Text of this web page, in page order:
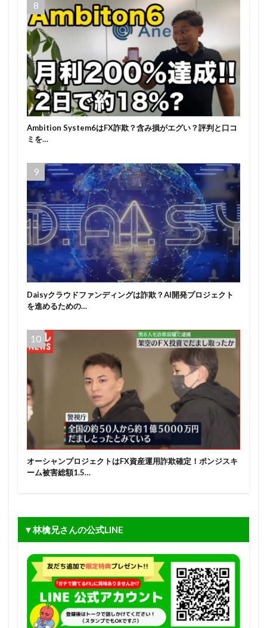
Ambition System6はFX詐欺？含み損がエグい？評判と口コ
ミを…
Daisyクラウドファンディングは詐欺？AI開発プロジェクト
を進めるための…
オーシャンプロジェクトはFX資産運用詐欺確定！ポンジスキ
ーム被害総額1.5…
▼林檎兄さんの公式LINE